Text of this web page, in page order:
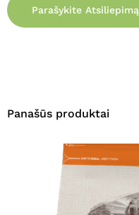
Parašykite Atsiliepimą
Panašūs produktai